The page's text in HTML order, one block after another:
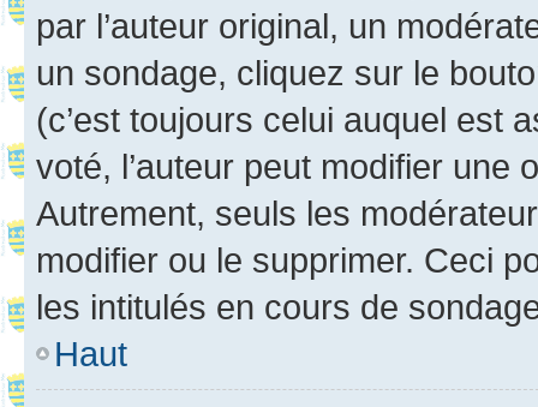
par l’auteur original, un
un sondage, cliquez sur le
(c’est toujours celui auquel est
voté, l’auteur peut modifier une
Autrement, seuls les
modifier ou le supprimer. Ceci
les intitulés en cours de
Haut